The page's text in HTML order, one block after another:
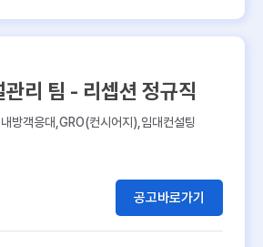
리 팀 - 리셉션 정규직
방객응대,GRO(컨시어지),임대컨설팅
공고바로가기